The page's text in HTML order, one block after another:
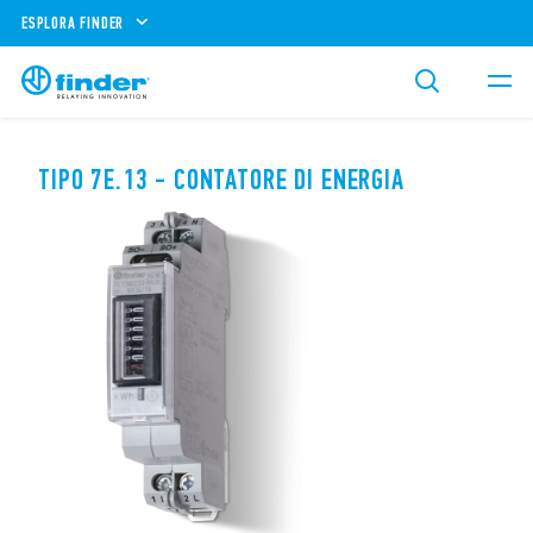
ESPLORA FINDER
TIPO 7E.13 - CONTATORE DI ENERGIA